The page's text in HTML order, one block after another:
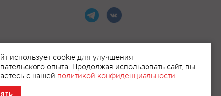
использует cookie для улучшения
опыта. Продолжая использовать сайт, вы
с нашей политикой конфиденциальности.